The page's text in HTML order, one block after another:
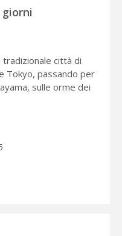
tradizionale città di
Tokyo, passando per
sulle orme dei